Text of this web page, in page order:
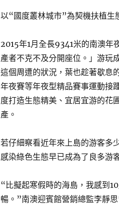
以“國度叢林城市”為契機扶植生
2015年1月全長9341米的南澳年
產者不克不及分開座位。」游玩
這個周遭的狀況，葉也趁著歇息
年夜賽等年夜型精品賽事運動接
度打造生態精美、宜居宜游的花
產。
若仔細察看近年來上島的游客多
感染綠色生態早已成為了良多游
“比擬起寒假時的海島，我感到
暢。”南澳迎賓館營銷總監李靜